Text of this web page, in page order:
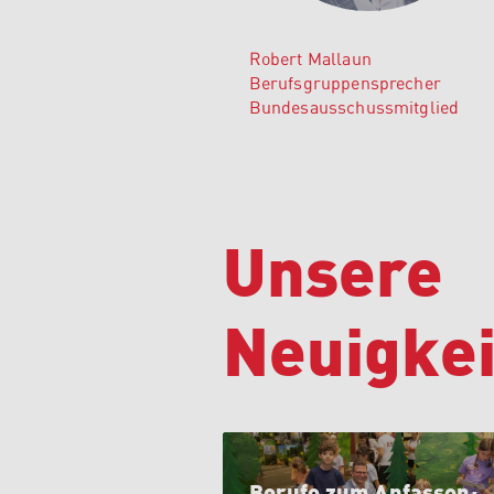
Robert Mallaun
Berufsgruppensprecher
Bundesausschussmitglied
Unsere